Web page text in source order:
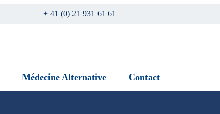
+ 41 (0) 21 931 61 61
Médecine Alternative Contact